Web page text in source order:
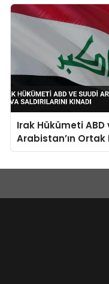
Irak Hükümeti ABD
Arabistan’ın Ortak
Saldırılarını Kınadı